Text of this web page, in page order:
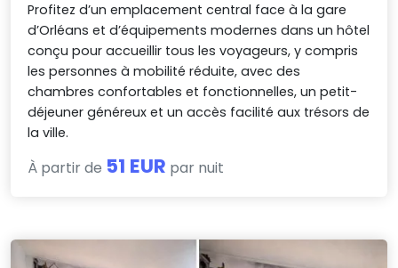
Profitez d’un emplacement central face à la gare
d’Orléans et d’équipements modernes dans un hôtel
conçu pour accueillir tous les voyageurs, y compris
les personnes à mobilité réduite, avec des
chambres confortables et fonctionnelles, un petit-
déjeuner généreux et un accès facilité aux trésors de
la ville.
À partir de 51 EUR par nuit